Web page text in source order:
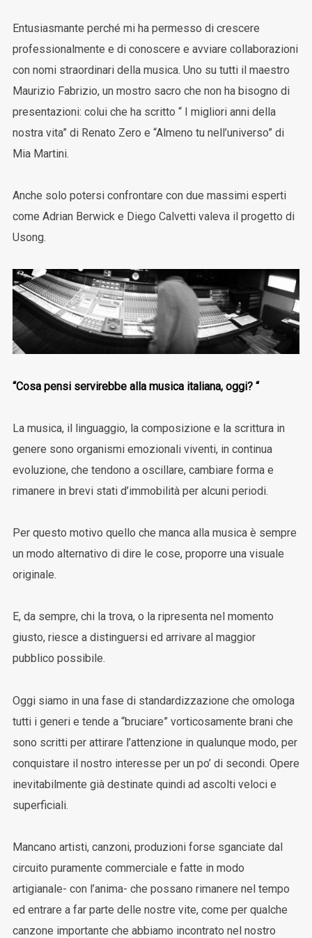
Entusiasmante perché mi ha permesso di crescere
professionalmente e di conoscere e avviare collaborazioni
con nomi straordinari della musica. Uno su tutti il maestro
Maurizio Fabrizio, un mostro sacro che non ha bisogno di
presentazioni: colui che ha scritto “ I migliori anni della
nostra vita” di Renato Zero e “Almeno tu nell’universo” di
Mia Martini.
Anche solo potersi confrontare con due massimi esperti
come Adrian Berwick e Diego Calvetti valeva il progetto di
Usong.
“Cosa pensi servirebbe alla musica italiana, oggi? “
La musica, il linguaggio, la composizione e la scrittura in
genere sono organismi emozionali viventi, in continua
evoluzione, che tendono a oscillare, cambiare forma e
rimanere in brevi stati d’immobilità per alcuni periodi.
Per questo motivo quello che manca alla musica è sempre
un modo alternativo di dire le cose, proporre una visuale
originale.
E, da sempre, chi la trova, o la ripresenta nel momento
giusto, riesce a distinguersi ed arrivare al maggior
pubblico possibile.
Oggi siamo in una fase di standardizzazione che omologa
tutti i generi e tende a “bruciare” vorticosamente brani che
sono scritti per attirare l’attenzione in qualunque modo, per
conquistare il nostro interesse per un po’ di secondi. Opere
inevitabilmente già destinate quindi ad ascolti veloci e
superficiali.
Mancano artisti, canzoni, produzioni forse sganciate dal
circuito puramente commerciale e fatte in modo
artigianale- con l’anima- che possano rimanere nel tempo
ed entrare a far parte delle nostre vite, come per qualche
canzone importante che abbiamo incontrato nel nostro